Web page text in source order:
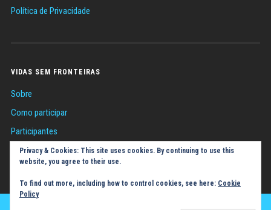
Política de Privacidade
VIDAS SEM FRONTEIRAS
Sobre
Como participar
Participantes
Sugestões
Política de Cookies (UE)
Privacy & Cookies: This site uses cookies. By continuing to use this
website, you agree to their use.
To find out more, including how to control cookies, see here: Cookie
Policy